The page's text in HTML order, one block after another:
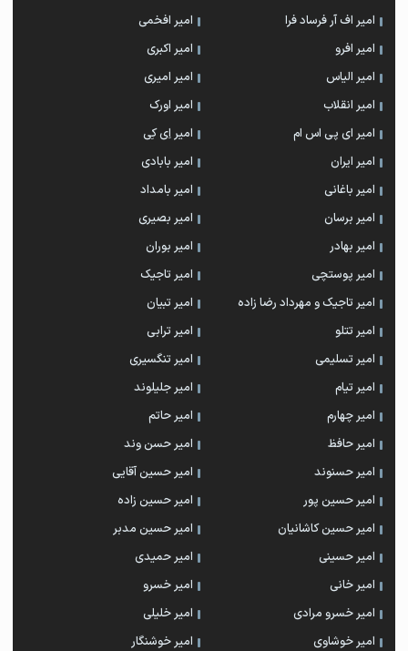
امیر اف آر فرساد فرا
امیر افخمی
امیر افرو
امیر اکبری
امیر الیاس
امیر امیری
امیر انقلاب
امیر اورک
امیر ای پی اس ام
امیر اِی کِی
امیر ایران
امیر بابادی
امیر باغانی
امیر بامداد
امیر برسان
امیر بصیری
امیر بهادر
امیر بوران
امیر پوستچی
امیر تاجیک
امیر تاجیک و مهرداد رضا زاده
امیر تبیان
امیر تتلو
امیر ترابی
امیر تسلیمی
امیر تنگسیری
امیر تیام
امیر جلیلوند
امیر چهارم
امیر حاتم
امیر حافظ
امیر حسن وند
امیر حسنوند
امیر حسین آقایی
امیر حسین پور
امیر حسین زاده
امیر حسین کاشانیان
امیر حسین مدبر
امیر حسینی
امیر حمیدی
امیر خانی
امیر خسرو
امیر خسرو مرادی
امیر خلیلی
امیر خوشاوی
امیر خوشنگار